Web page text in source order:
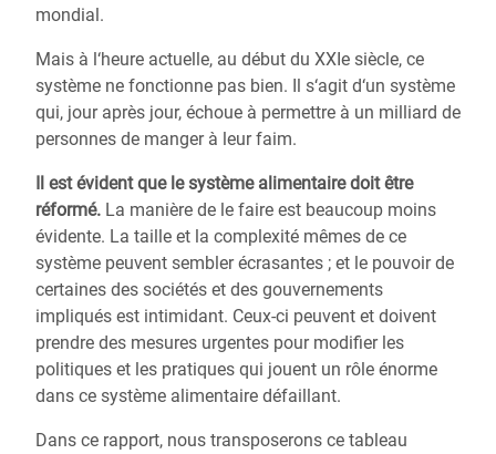
mondial.
Mais à l‘heure actuelle, au début du XXIe siècle, ce
système ne fonctionne pas bien. Il s‘agit d‘un système
qui, jour après jour, échoue à permettre à un milliard de
personnes de manger à leur faim.
Il est évident que le système alimentaire doit être
réformé. La manière de le faire est beaucoup moins
évidente. La taille et la complexité mêmes de ce
système peuvent sembler écrasantes ; et le pouvoir de
certaines des sociétés et des gouvernements
impliqués est intimidant. Ceux-ci peuvent et doivent
prendre des mesures urgentes pour modifier les
politiques et les pratiques qui jouent un rôle énorme
dans ce système alimentaire défaillant.
Dans ce rapport, nous transposerons ce tableau